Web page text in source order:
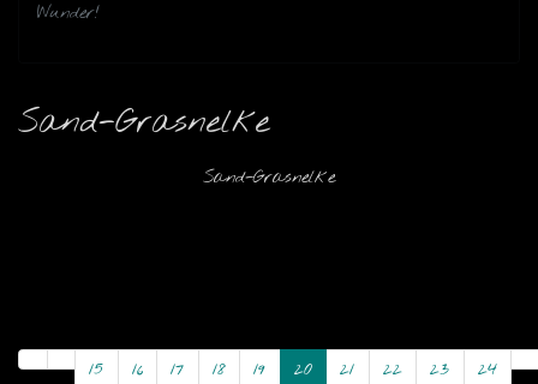
Wunder!
Sand-Grasnelke
Sand-Grasnelke
15 16 17 18 19 20 21 22 23 24